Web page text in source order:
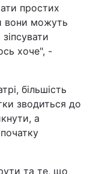
простих
вони можуть
хоче", -
більшість
зводиться до
а
та те, що